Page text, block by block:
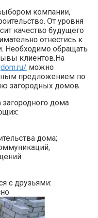
компании,
От уровня
качество будущего
отнестись к
Необходимо обращать
клиентов.На
можно
предложением по
загородных домов.
загородного дома
дома;
с друзьями: